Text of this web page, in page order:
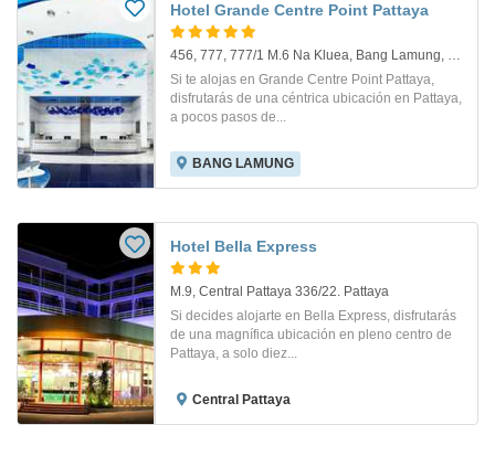
Hotel Grande Centre Point Pattaya
456, 777, 777/1 M.6 Na Kluea, Bang Lamung, Pattaya, Chonburi. Pattaya
Si te alojas en Grande Centre Point Pattaya,
disfrutarás de una céntrica ubicación en Pattaya,
a pocos pasos de...
BANG LAMUNG
Hotel Bella Express
M.9, Central Pattaya 336/22. Pattaya
Si decides alojarte en Bella Express, disfrutarás
de una magnífica ubicación en pleno centro de
Pattaya, a solo diez...
Central Pattaya